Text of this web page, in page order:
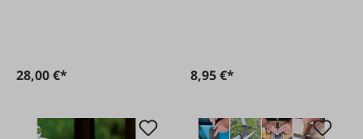
28,00 €* 8,95 €*